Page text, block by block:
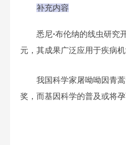
补充内容
悉尼·布伦纳的线虫研究
元，其成果广泛应用于疾病机
我国科学家屠呦呦因青
奖，而基因科学的普及或将